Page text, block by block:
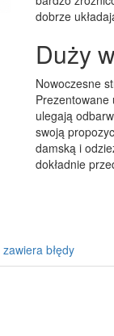
dobrze
Duży
Nowoczesne
ulegają
swoją
damską i
dokładnie
błędy